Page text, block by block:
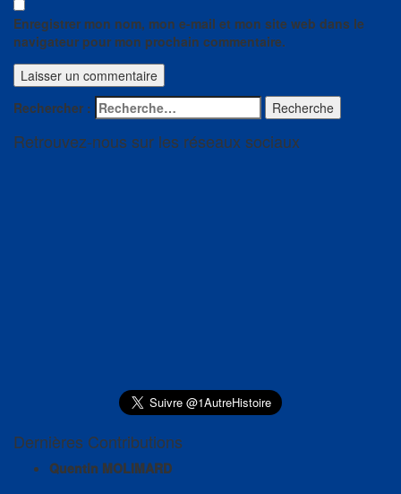
Enregistrer mon nom, mon e-mail et mon site web dans le
navigateur pour mon prochain commentaire.
Rechercher : Recherche
Retrouvez-nous sur les réseaux sociaux
Dernières Contributions
Quentin MOLIMARD